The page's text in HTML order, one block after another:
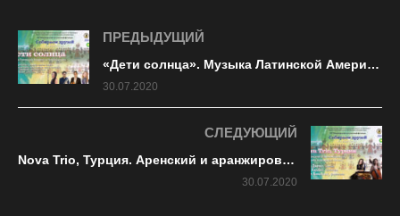
дождливым, дымным, благоуханным, сонным, сияющим,
— год на год не приходится. Но для Московской
консерватории август — это прежде всего «звонкий»
месяц. Звонкий от голосов молодёжи, слетающейся со
всех концов Земли на уроки Международной летней
школы, от непривычных звуков разнообразных
музыкальных инструментов в руках виртуозов из разных
ПРЕДЫДУЩИЙ
«Дети солнца». Музыка Латинской Америки и Азербайджана
30.07.2020
СЛЕДУЮЩИЙ
Nova Trio, Турция. Аренский и аранжировки турецких народных песен
30.07.2020